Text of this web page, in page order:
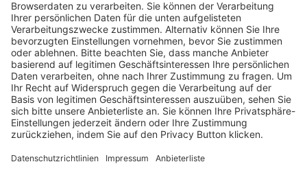
Trainerausbildung
Schulungsangebot Vereinsmitarbeiter
BFV-Geschäftsstellen
Trainerbörse
Login SpielPlus
FOLGE DEM BFV